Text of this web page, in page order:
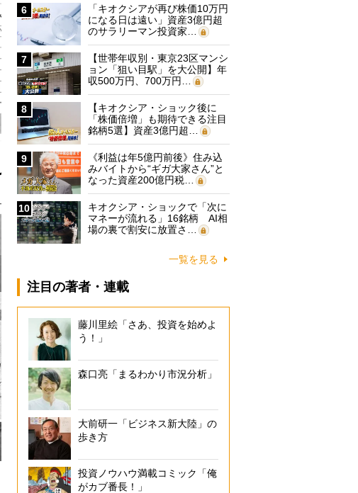
6
「キオクシアが再び株価10万円
になる日は遠い」資産3億円超
のサラリーマン投資家…
7
【世帯年収別・東京23区マンシ
ョン「狙い目駅」を大公開】年
収500万円、700万円…
8
【キオクシア・ショック後に
「株価倍増」も期待できる注目
銘柄5選】資産3億円超…
9
《利益は年5億円前後》住み込
みバイトから“ギガ大家さん”と
なった資産200億円税…
10
キオクシア・ショックで「次に
マネーが流れる」16銘柄 AI相
場の裏で割安に放置さ…
一覧を見る
注目の著者・連載
藤川里絵「さあ、投資を始めよ
う！」
森口亮「まるわかり市況分析」
大前研一「ビジネス新大陸」の
歩き方
投資ノウハウ満載コミック「俺
がカブ番長！」